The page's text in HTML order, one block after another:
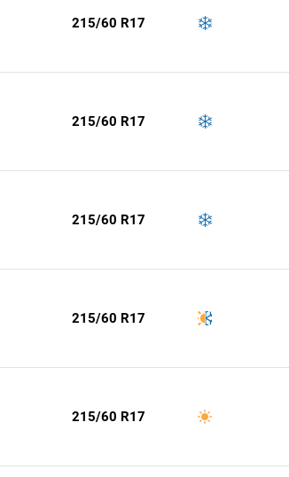
215/60 R17
215/60 R17
215/60 R17
215/60 R17
215/60 R17